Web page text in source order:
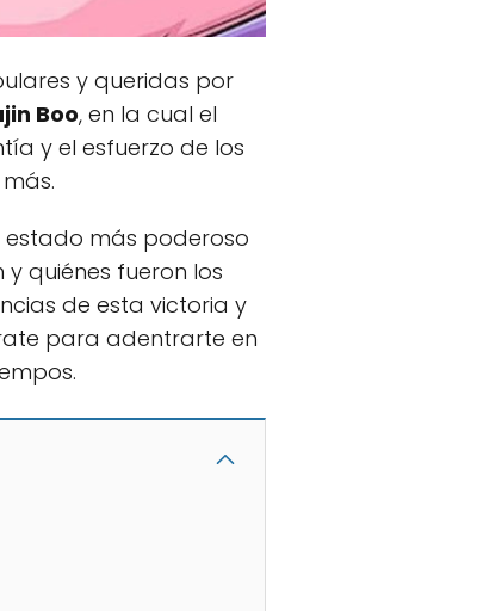
y queridas por
Boo, en la cual el
y el esfuerzo de los
estado más poderoso
quiénes fueron los
de esta victoria y
para adentrarte en